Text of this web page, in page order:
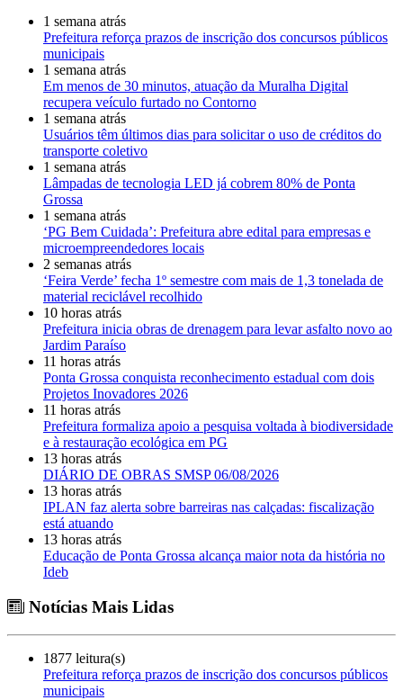
1 semana atrás
Prefeitura reforça prazos de inscrição dos concursos públicos
municipais
1 semana atrás
Em menos de 30 minutos, atuação da Muralha Digital
recupera veículo furtado no Contorno
1 semana atrás
Usuários têm últimos dias para solicitar o uso de créditos do
transporte coletivo
1 semana atrás
Lâmpadas de tecnologia LED já cobrem 80% de Ponta
Grossa
1 semana atrás
‘PG Bem Cuidada’: Prefeitura abre edital para empresas e
microempreendedores locais
2 semanas atrás
‘Feira Verde’ fecha 1º semestre com mais de 1,3 tonelada de
material reciclável recolhido
10 horas atrás
Prefeitura inicia obras de drenagem para levar asfalto novo ao
Jardim Paraíso
11 horas atrás
Ponta Grossa conquista reconhecimento estadual com dois
Projetos Inovadores 2026
11 horas atrás
Prefeitura formaliza apoio a pesquisa voltada à biodiversidade
e à restauração ecológica em PG
13 horas atrás
DIÁRIO DE OBRAS SMSP 06/08/2026
13 horas atrás
IPLAN faz alerta sobre barreiras nas calçadas: fiscalização
está atuando
13 horas atrás
Educação de Ponta Grossa alcança maior nota da história no
Ideb
Notícias Mais Lidas
1877 leitura(s)
Prefeitura reforça prazos de inscrição dos concursos públicos
municipais